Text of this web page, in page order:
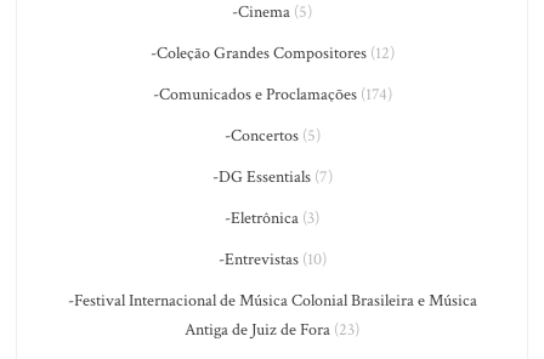
-Cinema (5)
-Coleção Grandes Compositores(12)
-Comunicados e Proclamações(174)
-Concertos(5)
-DG Essentials(7)
-Eletrônica (3)
-Entrevistas(10)
-Festival Internacional de Música Colonial Brasileira e Música
Antiga de Juiz de Fora (23)